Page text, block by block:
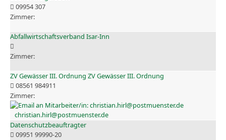
09954 307
Abfallwirtschaftsverband Isar-Inn
ZV Gewässer III. Ordnung ZV Gewässer III. Ordnung
08561 984911
christian.hirl@postmuenster.de
Datenschutzbeauftragter
09951 99990-20